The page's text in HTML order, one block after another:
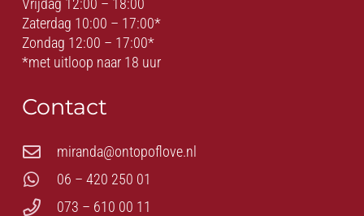
Vrijdag 12:00 – 18:00
Zaterdag 10:00 – 17:00*
Zondag 12:00 – 17:00*
*met uitloop naar 18 uur
Contact
miranda@ontopoflove.nl
06 – 420 250 01
073 – 610 00 11